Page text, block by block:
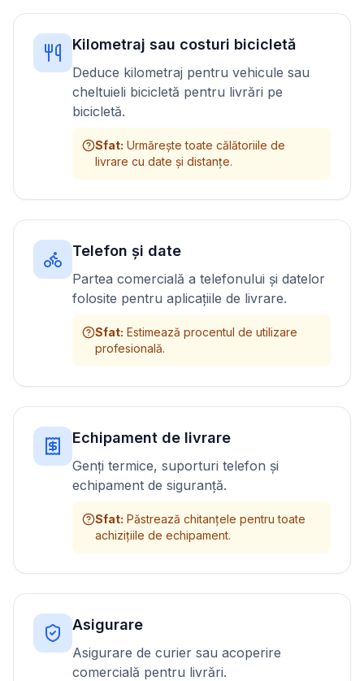
Kilometraj sau costuri bicicletă
Deduce kilometraj pentru vehicule sau
cheltuieli bicicletă pentru livrări pe
bicicletă.
Sfat: Urmărește toate călătoriile de
livrare cu date și distanțe.
Telefon și date
Partea comercială a telefonului și datelor
folosite pentru aplicațiile de livrare.
Sfat: Estimează procentul de utilizare
profesională.
Echipament de livrare
Genți termice, suporturi telefon și
echipament de siguranță.
Sfat: Păstrează chitanțele pentru toate
achizițiile de echipament.
Asigurare
Asigurare de curier sau acoperire
comercială pentru livrări.